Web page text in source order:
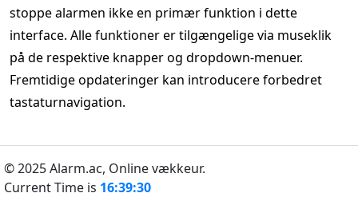
stoppe alarmen ikke en primær funktion i dette
interface. Alle funktioner er tilgængelige via museklik
på de respektive knapper og dropdown-menuer.
Fremtidige opdateringer kan introducere forbedret
tastaturnavigation.
© 2025 Alarm.ac, Online vækkeur.
Current Time is 16:39:30